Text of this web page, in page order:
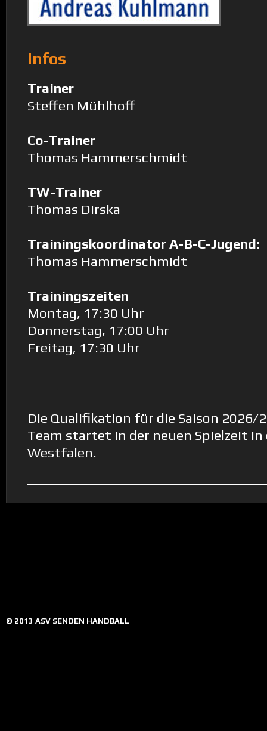
Infos
Trainer
Steffen Mühlhoff
Co-Trainer
Thomas Hammerschmidt
TW-Trainer
Thomas Dirska
Trainingskoordinator A-B-C-Jugend:
Thomas Hammerschmidt
Trainingszeiten
Montag, 17:30 Uhr
Donnerstag, 17:00 Uhr
Freitag, 17:30 Uhr
Die Qualifikation für die Saison 2026/
Team startet in der neuen Spielzeit in
Westfalen.
© 2013 ASV SENDEN HANDBALL